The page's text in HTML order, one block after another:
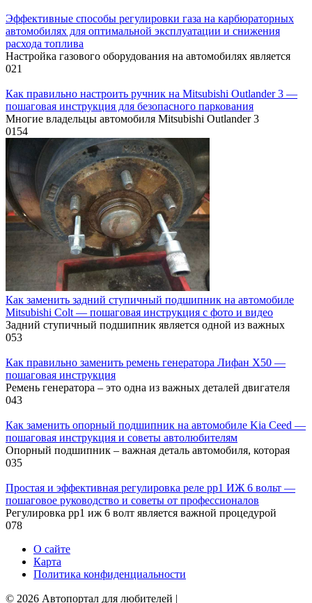
Эффективные способы регулировки газа на карбюраторных
автомобилях для оптимальной эксплуатации и снижения
расхода топлива
Настройка газового оборудования на автомобилях является
021
Как правильно настроить ручник на Mitsubishi Outlander 3 —
пошаговая инструкция для безопасного паркования
Многие владельцы автомобиля Mitsubishi Outlander 3
0154
Как заменить задний ступичный подшипник на автомобиле
Mitsubishi Colt — пошаговая инструкция с фото и видео
Задний ступичный подшипник является одной из важных
053
Как правильно заменить ремень генератора Лифан Х50 —
пошаговая инструкция
Ремень генератора – это одна из важных деталей двигателя
043
Как заменить опорный подшипник на автомобиле Kia Ceed —
пошаговая инструкция и советы автолюбителям
Опорный подшипник – важная деталь автомобиля, которая
035
Простая и эффективная регулировка реле рр1 ИЖ 6 вольт —
пошаговое руководство и советы от профессионалов
Регулировка рр1 иж 6 волт является важной процедурой
078
О сайте
Карта
Политика конфиденциальности
© 2026 Автопортал для любителей |